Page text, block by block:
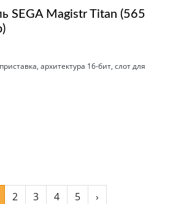
SEGA Magistr Titan (565
архитектура 16-бит, слот для
2 3 4 5 ›